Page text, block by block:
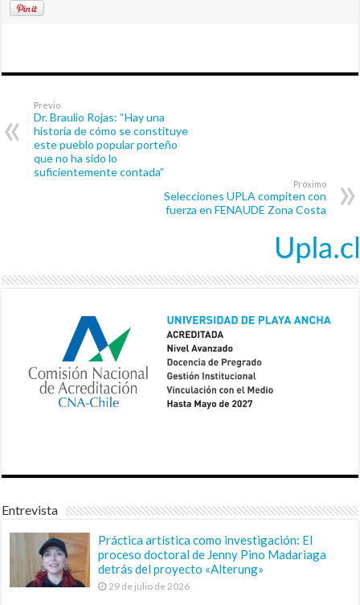
Previo
Dr. Braulio Rojas: “Hay una
historia de cómo se constituye
este pueblo popular porteño
que no ha sido lo
suficientemente contada”
Próximo
Selecciones UPLA compiten con
fuerza en FENAUDE Zona Costa
Entrevista
Práctica artística como investigación: El
proceso doctoral de Jenny Pino Madariaga
detrás del proyecto «Alterung»
29 de julio de 2026